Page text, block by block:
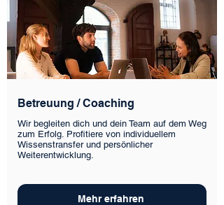
Betreuung / Coaching
Wir begleiten dich und dein Team auf dem Weg
zum Erfolg. Profitiere von individuellem
Wissenstransfer und persönlicher
Weiterentwicklung.
Mehr erfahren